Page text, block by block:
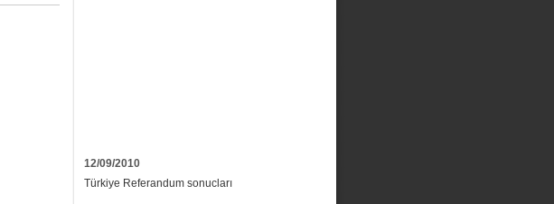
12/09/2010
Türkiye Referandum sonucları